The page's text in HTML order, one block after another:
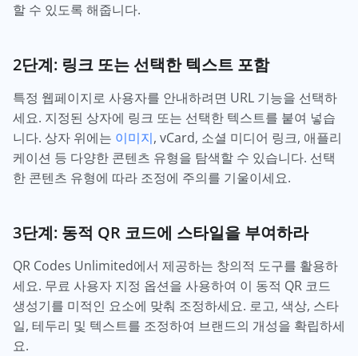
할 수 있도록 해줍니다.
2단계: 링크 또는 선택한 텍스트 포함
특정 웹페이지로 사용자를 안내하려면 URL 기능을 선택하
세요. 지정된 상자에 링크 또는 선택한 텍스트를 붙여 넣습
니다. 상자 위에는 이미지, vCard, 소셜 미디어 링크, 애플리
케이션 등 다양한 콘텐츠 유형을 탐색할 수 있습니다. 선택
한 콘텐츠 유형에 따라 조정에 주의를 기울이세요.
3단계: 동적 QR 코드에 스타일을 부여하라
QR Codes Unlimited에서 제공하는 창의적 도구를 활용하
세요. 무료 사용자 지정 옵션을 사용하여 이 동적 QR 코드
생성기를 미적인 요소에 맞춰 조정하세요. 로고, 색상, 스타
일, 테두리 및 텍스트를 조정하여 브랜드의 개성을 확립하세
요.